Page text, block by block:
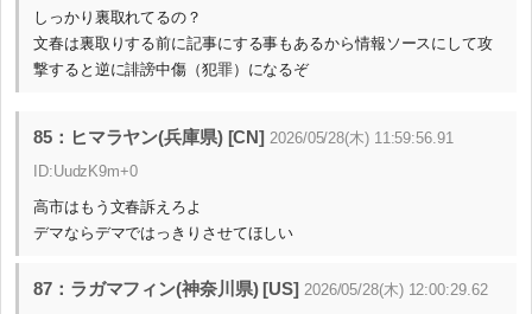
しっかり裏取れてるの？
文春は裏取りする前に記事にする事もあるから情報ソースにして攻
撃すると逆に誹謗中傷（犯罪）になるぞ
85：ヒマラヤン(兵庫県) [CN] 2026/05/28(木) 11:59:56.91
ID:UudzK9m+0
高市はもう文春訴えろよ
デマならデマではっきりさせてほしい
87：ラガマフィン(神奈川県) [US] 2026/05/28(木) 12:00:29.62